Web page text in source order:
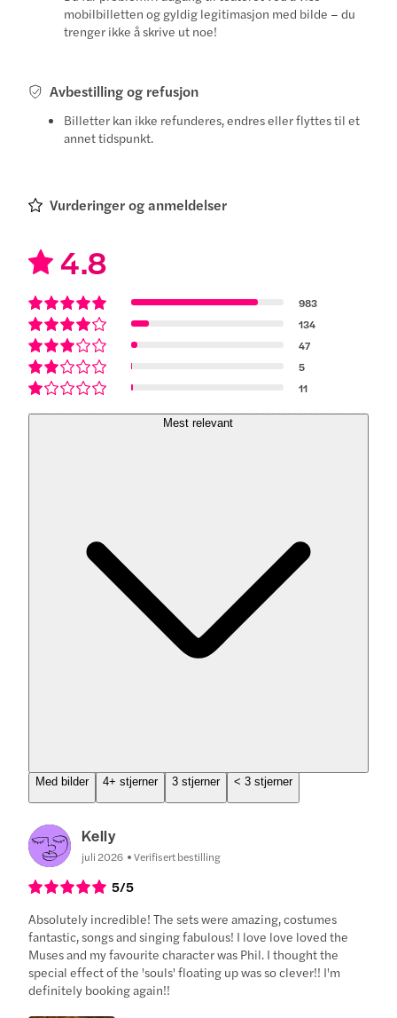
mobilbilletten og gyldig legitimasjon med bilde – du
trenger ikke å skrive ut noe!
Avbestilling og refusjon
Billetter kan ikke refunderes, endres eller flyttes til et
annet tidspunkt.
Vurderinger og anmeldelser
4.8
983
134
47
5
11
Mest relevant
Med bilder 4+ stjerner 3 stjerner < 3 stjerner
Kelly
juli 2026 Verifisert bestilling
5/5
Absolutely incredible! The sets were amazing, costumes
fantastic, songs and singing fabulous! I love love loved the
Muses and my favourite character was Phil. I thought the
special effect of the 'souls' floating up was so clever!! I'm
definitely booking again!!